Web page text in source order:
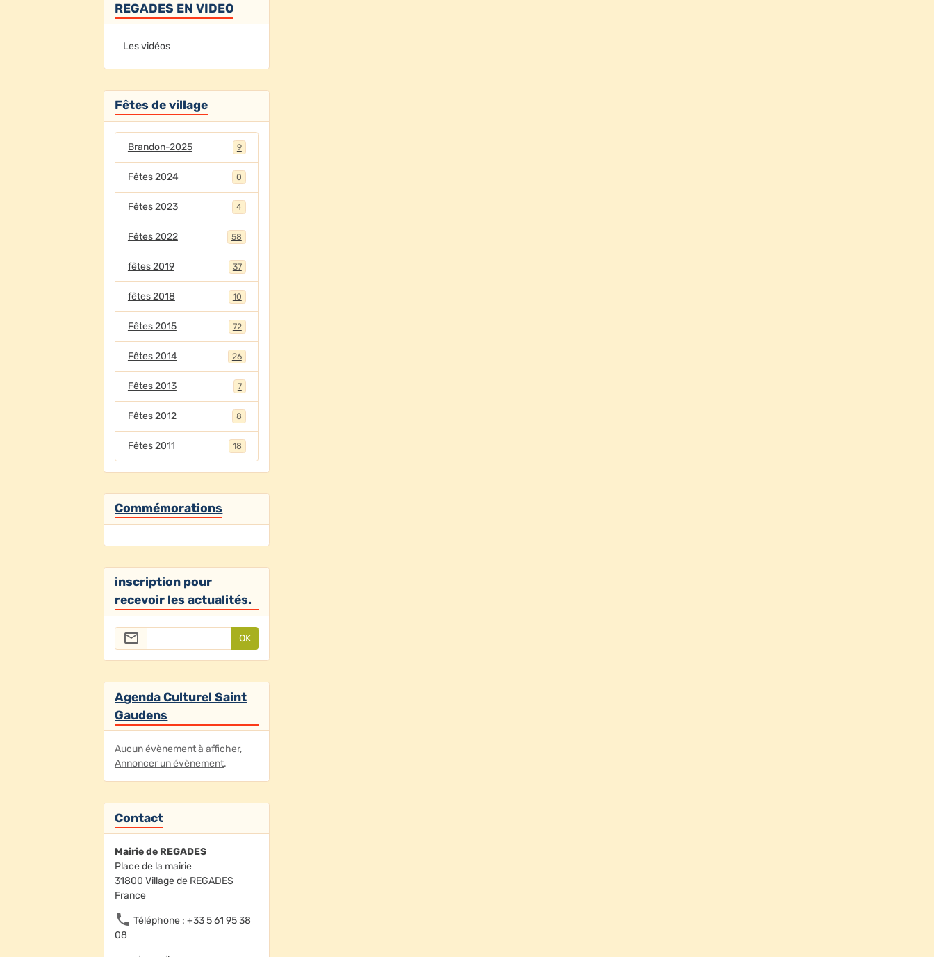
REGADES EN VIDEO
Les vidéos
Fêtes de village
Brandon-2025 9
Fêtes 2024 0
Fêtes 2023 4
Fêtes 2022 58
fêtes 2019 37
fêtes 2018 10
Fêtes 2015 72
Fêtes 2014 26
Fêtes 2013 7
Fêtes 2012 8
Fêtes 2011 18
Commémorations
inscription pour
recevoir les actualités.
OK
Agenda Culturel Saint
Gaudens
Aucun évènement à afficher,
Annoncer un évènement.
Contact
Mairie de REGADES
Place de la mairie
31800 Village de REGADES
France
Téléphone : +33 5 61 95 38
08